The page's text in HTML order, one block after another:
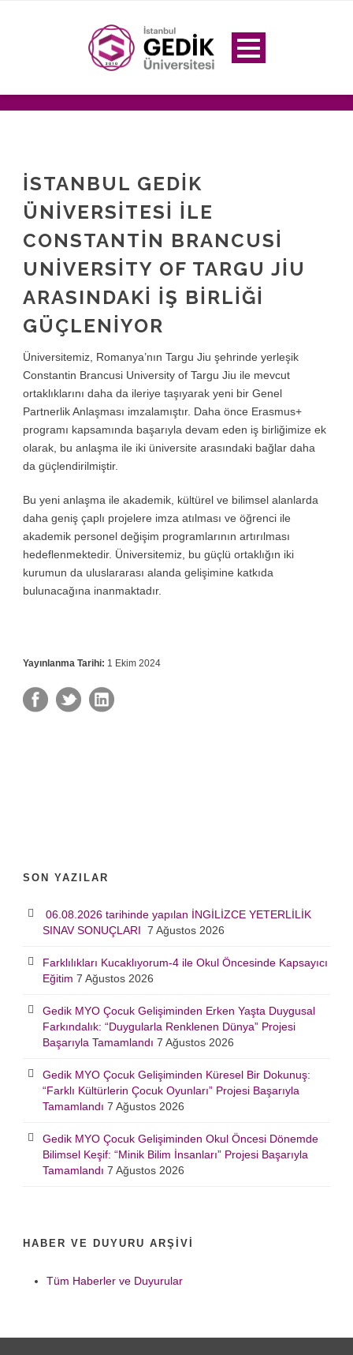
İSTANBUL GEDIK
ÜNIVERSITESI ILE
CONSTANTIN BRANCUSI
UNIVERSITY OF TARGU JIU
ARASINDAKI İŞ BIRLIĞI
GÜÇLENIYOR
Üniversitemiz, Romanya’nın Targu Jiu şehrinde yerleşik
Constantin Brancusi University of Targu Jiu ile mevcut
ortaklıklarını daha da ileriye taşıyarak yeni bir Genel
Partnerlik Anlaşması imzalamıştır. Daha önce Erasmus+
programı kapsamında başarıyla devam eden iş birliğimize ek
olarak, bu anlaşma ile iki üniversite arasındaki bağlar daha
da güçlendirilmiştir.
Bu yeni anlaşma ile akademik, kültürel ve bilimsel alanlarda
daha geniş çaplı projelere imza atılması ve öğrenci ile
akademik personel değişim programlarının artırılması
hedeflenmektedir. Üniversitemiz, bu güçlü ortaklığın iki
kurumun da uluslararası alanda gelişimine katkıda
bulunacağına inanmaktadır.
Yayınlanma Tarihi: 1 Ekim 2024
SON YAZILAR
06.08.2026 tarihinde yapılan İNGİLİZCE YETERLİLİK
SINAV SONUÇLARI 7 Ağustos 2026
Farklılıkları Kucaklıyorum-4 ile Okul Öncesinde Kapsayıcı
Eğitim 7 Ağustos 2026
Gedik MYO Çocuk Gelişiminden Erken Yaşta Duygusal
Farkındalık: “Duygularla Renklenen Dünya” Projesi
Başarıyla Tamamlandı 7 Ağustos 2026
Gedik MYO Çocuk Gelişiminden Küresel Bir Dokunuş:
“Farklı Kültürlerin Çocuk Oyunları” Projesi Başarıyla
Tamamlandı 7 Ağustos 2026
Gedik MYO Çocuk Gelişiminden Okul Öncesi Dönemde
Bilimsel Keşif: “Minik Bilim İnsanları” Projesi Başarıyla
Tamamlandı 7 Ağustos 2026
HABER VE DUYURU ARŞIVI
Tüm Haberler ve Duyurular